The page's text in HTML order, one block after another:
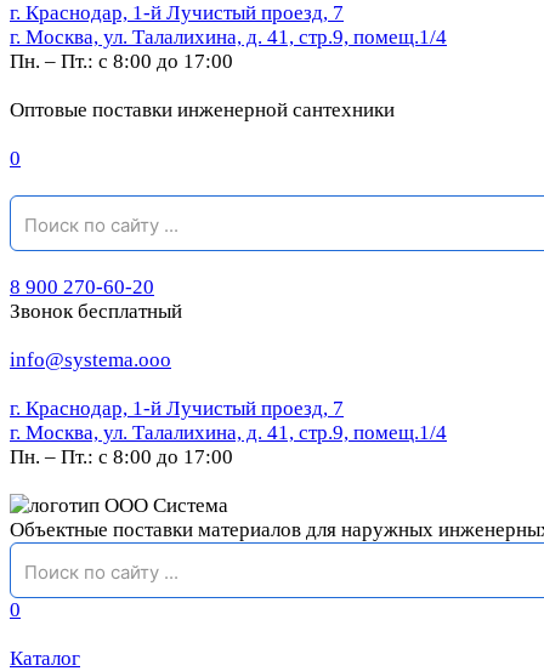
г. Краснодар, 1-й Лучистый проезд, 7
г. Москва, ул. Талалихина, д. 41, стр.9, помещ.1/4
Пн. – Пт.: с 8:00 до 17:00
Оптовые поставки инженерной сантехники
0
8 900 270-60-20
Звонок бесплатный
info@systema.ooo
г. Краснодар, 1-й Лучистый проезд, 7
г. Москва, ул. Талалихина, д. 41, стр.9, помещ.1/4
Пн. – Пт.: с 8:00 до 17:00
Объектные поставки материалов для наружных
0
Каталог